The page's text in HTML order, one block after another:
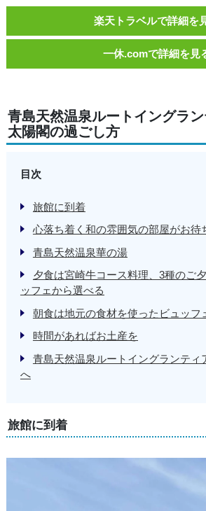
楽天トラベルで詳細を
一休.comで詳細を見
青島天然温泉ルートイングラ
太陽閣の過ごし方
目次
旅館に到着
心落ち着く和の雰囲気の部屋がお待
青島天然温泉華の湯
夕食は宮崎牛コース料理、3種のご
ッフェから選べる
朝食は地元の食材を使ったビュッフ
時間があればお土産を
青島天然温泉ルートイングランティ
へ
旅館に到着